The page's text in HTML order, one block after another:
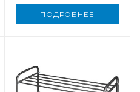
ПОДРОБНЕЕ